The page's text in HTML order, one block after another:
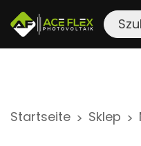
Startseite > Sklep >